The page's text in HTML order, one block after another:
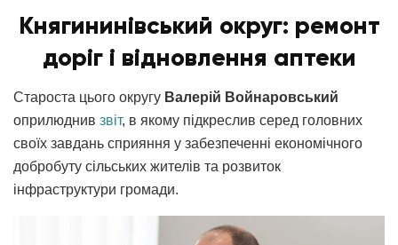
Княгининівський округ: ремонт
доріг і відновлення аптеки
Староста цього округу Валерій Войнаровський
оприлюднив звіт, в якому підкреслив серед головних
своїх завдань сприяння у забезпеченні економічного
добробуту сільських жителів та розвиток
інфраструктури громади.